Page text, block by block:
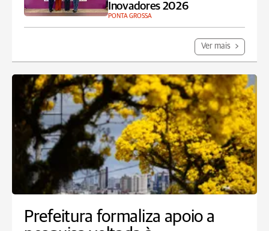
Inovadores 2026
PONTA GROSSA
Ver mais
Prefeitura formaliza apoio a